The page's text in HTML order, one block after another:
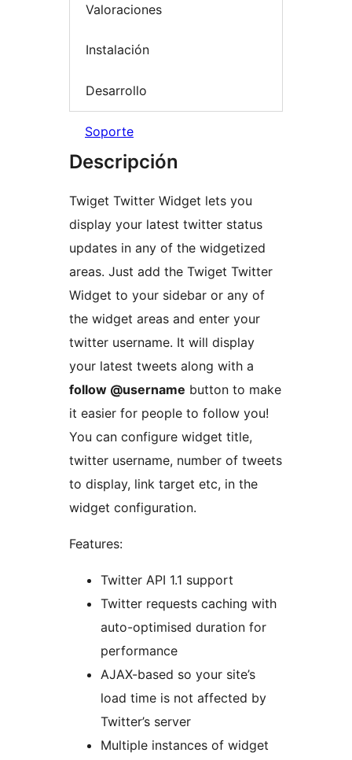
Valoraciones
Instalación
Desarrollo
Soporte
Descripción
Twiget Twitter Widget lets you
display your latest twitter status
updates in any of the widgetized
areas. Just add the Twiget Twitter
Widget to your sidebar or any of
the widget areas and enter your
twitter username. It will display
your latest tweets along with a
follow @username button to make
it easier for people to follow you!
You can configure widget title,
twitter username, number of tweets
to display, link target etc, in the
widget configuration.
Features:
Twitter API 1.1 support
Twitter requests caching with
auto-optimised duration for
performance
AJAX-based so your site’s
load time is not affected by
Twitter’s server
Multiple instances of widget